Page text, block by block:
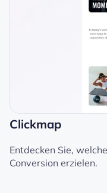
Clickmap
Entdecken Sie,
Conversion erzielen.